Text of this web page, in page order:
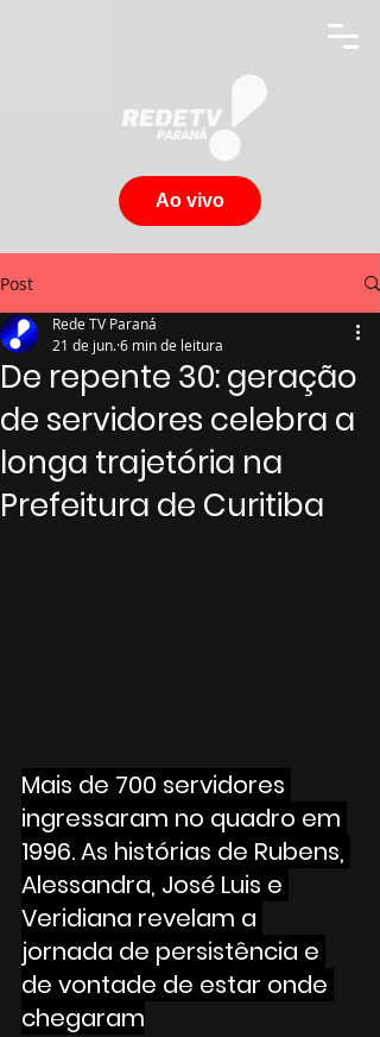
Ao vivo
Post
De repente 30: geração
de servidores celebra a
longa trajetória na
Prefeitura de Curitiba
Rede TV Paraná
21 de jun.6 min de leitura
Mais de 700 servidores
ingressaram no quadro em
1996. As histórias de Rubens,
Alessandra, José Luis e
Veridiana revelam a
jornada de persistência e
de vontade de estar onde
chegaram